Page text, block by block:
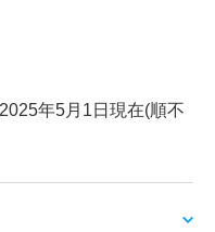
年5月1日現在(順不